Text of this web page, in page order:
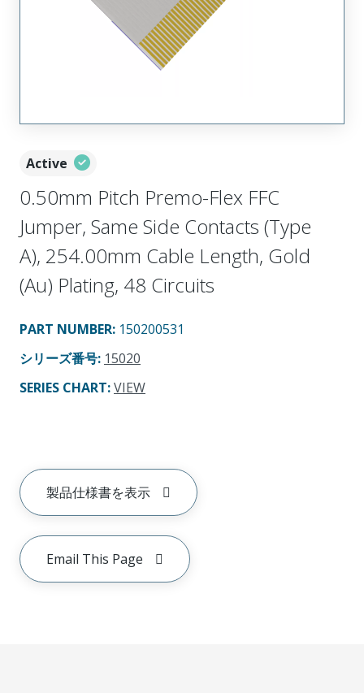
Active
0.50mm Pitch Premo-Flex FFC
Jumper, Same Side Contacts (Type
A), 254.00mm Cable Length, Gold
(Au) Plating, 48 Circuits
PART NUMBER: 150200531
シリーズ番号: 15020
SERIES CHART:VIEW
製品仕様書を表示
Email This Page